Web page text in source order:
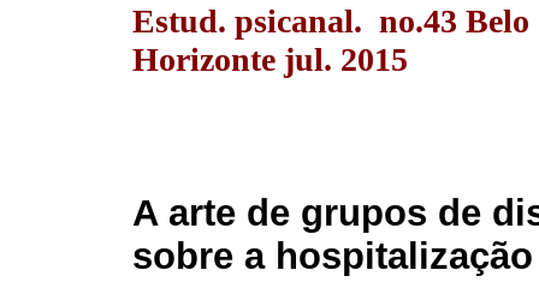
Estud. psicanal. no.43 Belo
Horizonte jul. 2015
A arte de grupos de
sobre a hospitalização